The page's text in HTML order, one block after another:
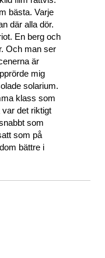
bästa. Varje
där alla dör.
En berg och
Och man ser
är
mig
solarium.
klass som
det riktigt
som
som på
bättre i